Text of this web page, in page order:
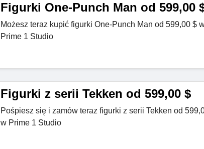
Figurki One-Punch Man od 599,00
Możesz teraz kupić figurki One-Punch Man od 599,00 $
Prime 1 Studio
Figurki z serii Tekken od 599,00 $
Pośpiesz się i zamów teraz figurki z serii Tekken od
w Prime 1 Studio